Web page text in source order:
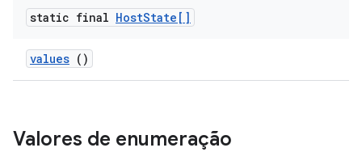
static final HostState[]
values ()
Valores de enumeração